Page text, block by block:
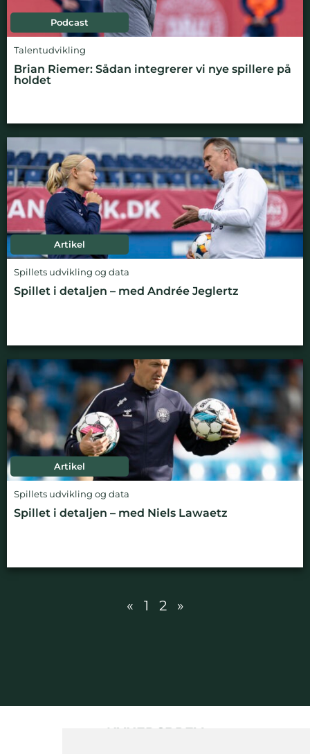
Podcast
Talentudvikling
Brian Riemer: Sådan integrerer vi nye spillere på
holdet
Artikel
Spillets udvikling og data
Spillet i detaljen – med Andrée Jeglertz
Artikel
Spillets udvikling og data
Spillet i detaljen – med Niels Lawaetz
« 1 2 »
NYHEDSBREV